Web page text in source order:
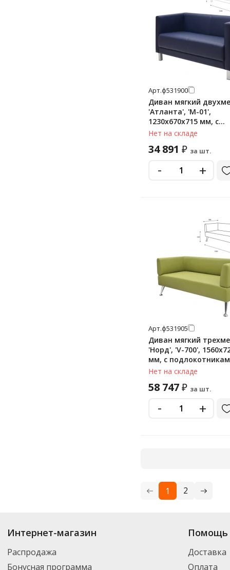
Арт.ф531900
Диван мягкий
'Атланта', 'М-01',
1230х670х715 мм, c
подлокотниками,
темно-синий
Нет на складе
34 891 ₽ за шт.
- +
Арт.ф531905
Диван мягкий
'Норд', 'V-700',
мм, c
экокожа, светло-
Нет на складе
58 747₽ за шт.
- +
1 2
Купить
. В ассортименте
можете выбрать нужный товар и добавить его в корзину для
партнерской транспортной компанией DPD. Для постоянных
Интернет-магазин
Распродажа
Бонусная программа
Помощь
Доставка
Оплата